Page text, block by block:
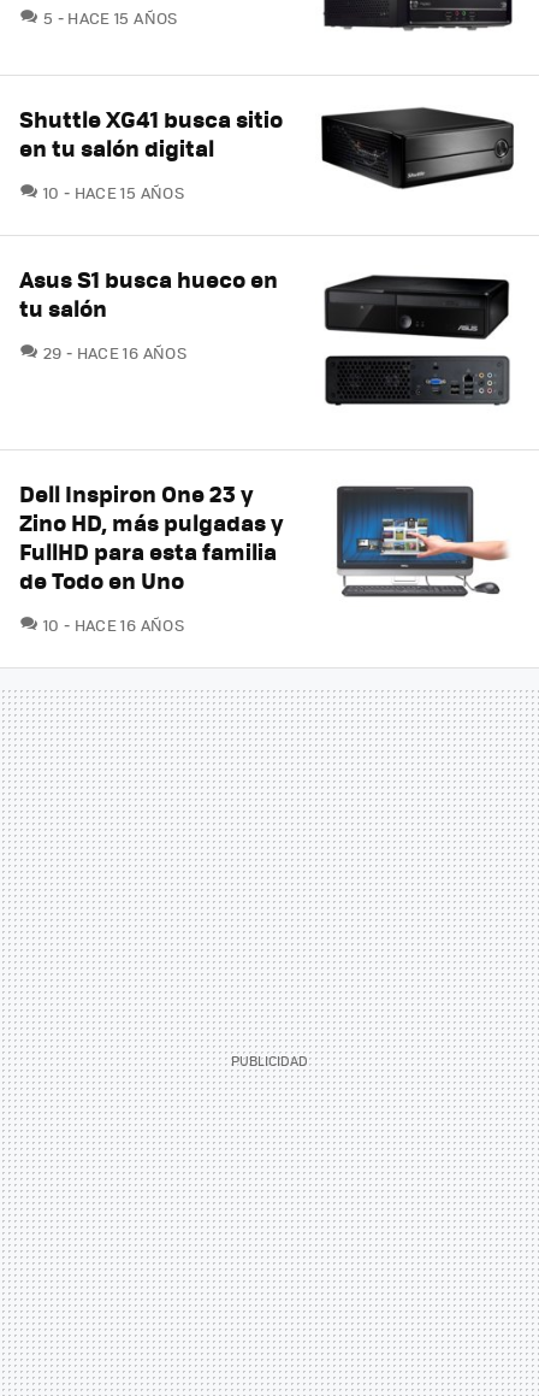
5 COMENTARIOS
HACE 15 AÑOS
Shuttle XG41 busca sitio
en tu salón digital
10 COMENTARIOS
HACE 15 AÑOS
Asus S1 busca hueco en
tu salón
29 COMENTARIOS
HACE 16 AÑOS
Dell Inspiron One 23 y
Zino HD, más pulgadas y
FullHD para esta familia
de Todo en Uno
10 COMENTARIOS
HACE 16 AÑOS